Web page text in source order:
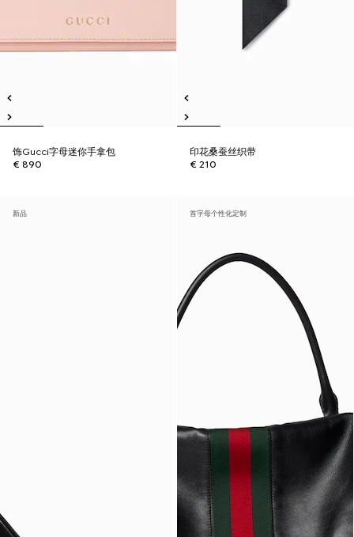
饰Gucci字母迷你手拿包
€ 890
印花桑蚕丝织带
€ 210
新品 首字母个性化定制